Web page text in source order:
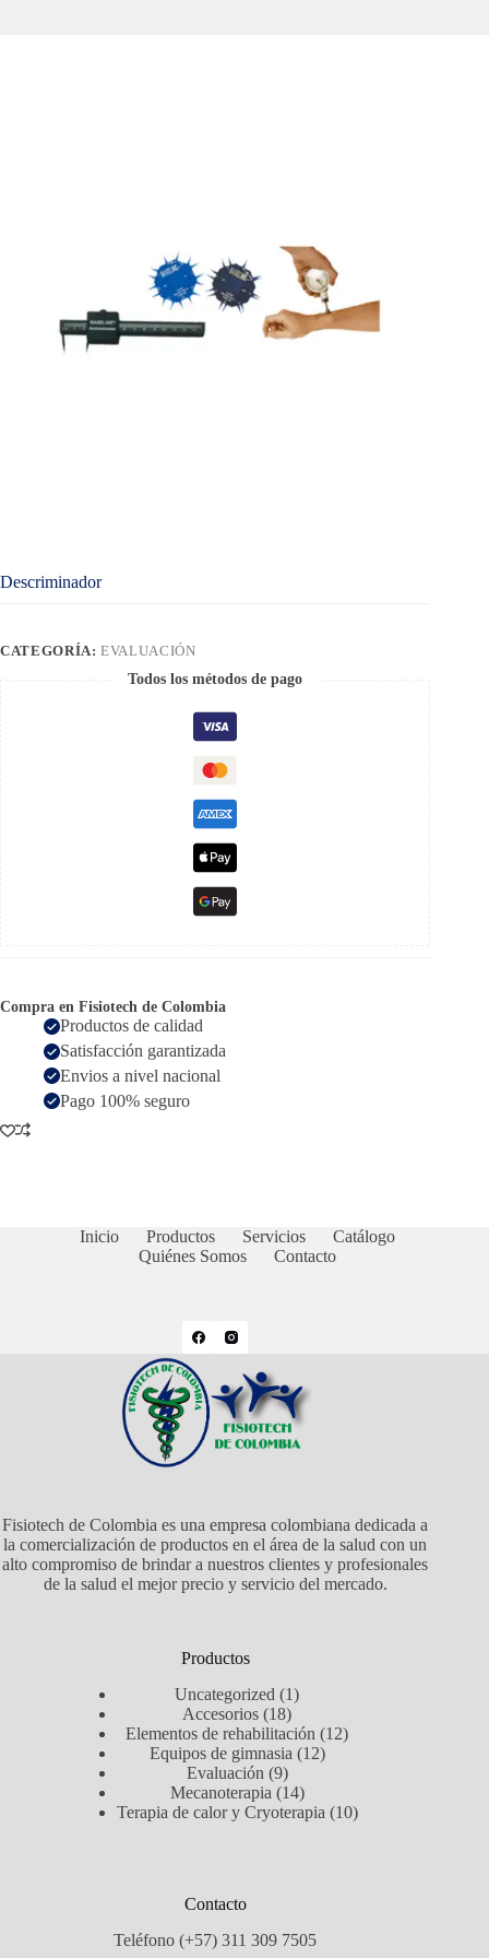
Descriminador
CATEGORÍA:EVALUACIÓN
Todos los métodos de pago
Compra en Fisiotech de Colombia
Productos de calidad
Satisfacción garantizada
Envios a nivel nacional
Pago 100% seguro
Inicio Productos Servicios
Catálogo
Quiénes Somos
Contacto
Fisiotech de Colombia es una empresa colombiana dedicada a
la comercialización de productos en el área de la salud con un
alto compromiso de brindar a nuestros clientes y profesionales
de la salud el mejor precio y servicio del mercado.
Productos
Uncategorized
11
Accesorios 1818
productos
Elementos de rehabilitación 1212
Equipos de gimnasia 1212
Evaluación 99
productos
Mecanoterapia 1414
productos
Terapia de calor y Cryoterapia 1010
Contacto
Teléfono (+57) 311 309 7505